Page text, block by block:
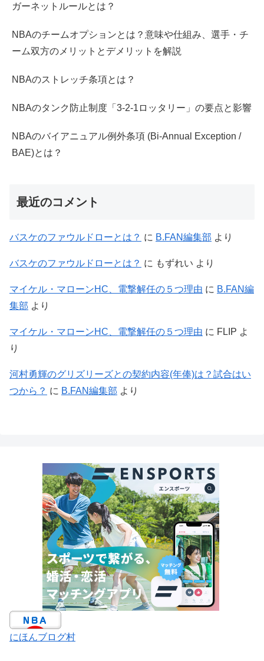
ガーネットルールとは？
NBAのチームオプションとは？意味や仕組み、選手・チ
ーム双方のメリットとデメリットを解説
NBAのストレッチ条項とは？
NBAのタンク防止制度「3-2-1ロッタリー」の要点と影響
NBAのバイアニュアル例外条項 (Bi-Annual Exception /
BAE)とは？
最近のコメント
バスケのファウルドローとは？ に B.FAN編集部 より
バスケのファウルドローとは？ に もずれい より
マイケル・マローンHC、電撃解任の５つ理由 に B.FAN編
集部 より
マイケル・マローンHC、電撃解任の５つ理由 に FLIP よ
り
河村勇輝のグリズリーズとの契約内容(年俸)は？試合はい
つから？ に B.FAN編集部 より
にほんブログ村